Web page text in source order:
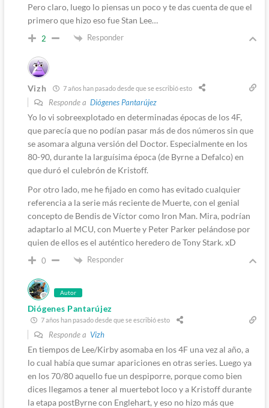
Pero claro, luego lo piensas un poco y te das cuenta de que el
primero que hizo eso fue Stan Lee…
2 Responder
Vizh 7 años han pasado desde que se escribió esto
Responde a Diógenes Pantarújez
Yo lo vi sobreexplotado en determinadas épocas de los 4F,
que parecía que no podían pasar más de dos números sin que
se asomara alguna versión del Doctor. Especialmente en los
80-90, durante la larguísima época (de Byrne a Defalco) en
que duró el culebrón de Kristoff.
Por otro lado, me he fijado en como has evitado cualquier
referencia a la serie más reciente de Muerte, con el genial
concepto de Bendis de Víctor como Iron Man. Mira, podrían
adaptarlo al MCU, con Muerte y Peter Parker pelándose por
quien de ellos es el auténtico heredero de Tony Stark. xD
0 Responder
Autor
Diógenes Pantarújez
7 años han pasado desde que se escribió esto
Responde a Vizh
En tiempos de Lee/Kirby asomaba en los 4F una vez al año, a
lo cual había que sumar apariciones en otras series. Luego ya
en los 70/80 aquello fue un despiporre, porque como bien
dices llegamos a tener al muertebot loco y a Kristoff durante
la etapa postByrne con Englehart, y eso no hizo más que